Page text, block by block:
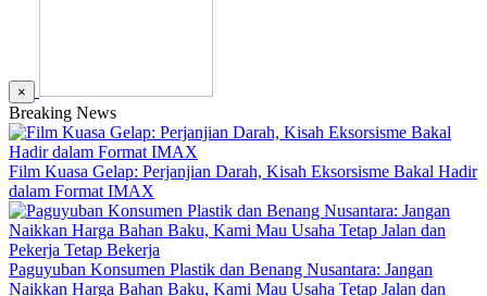
×
Breaking News
Film Kuasa Gelap: Perjanjian Darah, Kisah Eksorsisme Bakal Hadir
dalam Format IMAX
Paguyuban Konsumen Plastik dan Benang Nusantara: Jangan
Naikkan Harga Bahan Baku, Kami Mau Usaha Tetap Jalan dan